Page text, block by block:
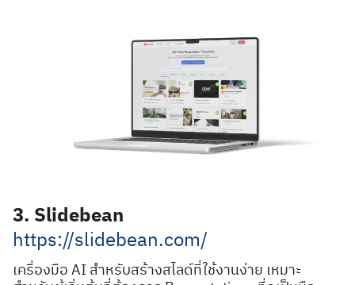
3. Slidebean
https://slidebean.com/
เครื่องมือ AI สำหรับสร้างสไลด์ที่ใช้งานง่าย เหมาะ